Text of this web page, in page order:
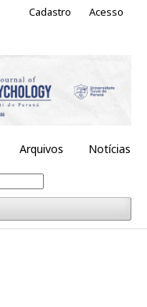
Arquivos Notícias
Cadastro Acesso